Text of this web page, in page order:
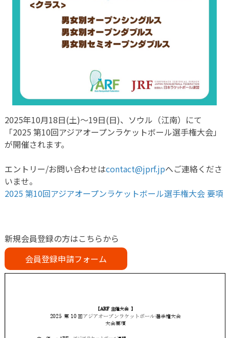
2025年10月18日(土)～19日(日)、ソウル（江南）にて
「2025 第10回アジアオープンラケットボール選手権大会」
が開催されます。
エントリー/お問い合わせはcontact@jprf.jpへご連絡くださ
いませ。
2025 第10回アジアオープンラケットボール選手権大会 要項
新規会員登録の方はこちらから
会員登録申請フォーム